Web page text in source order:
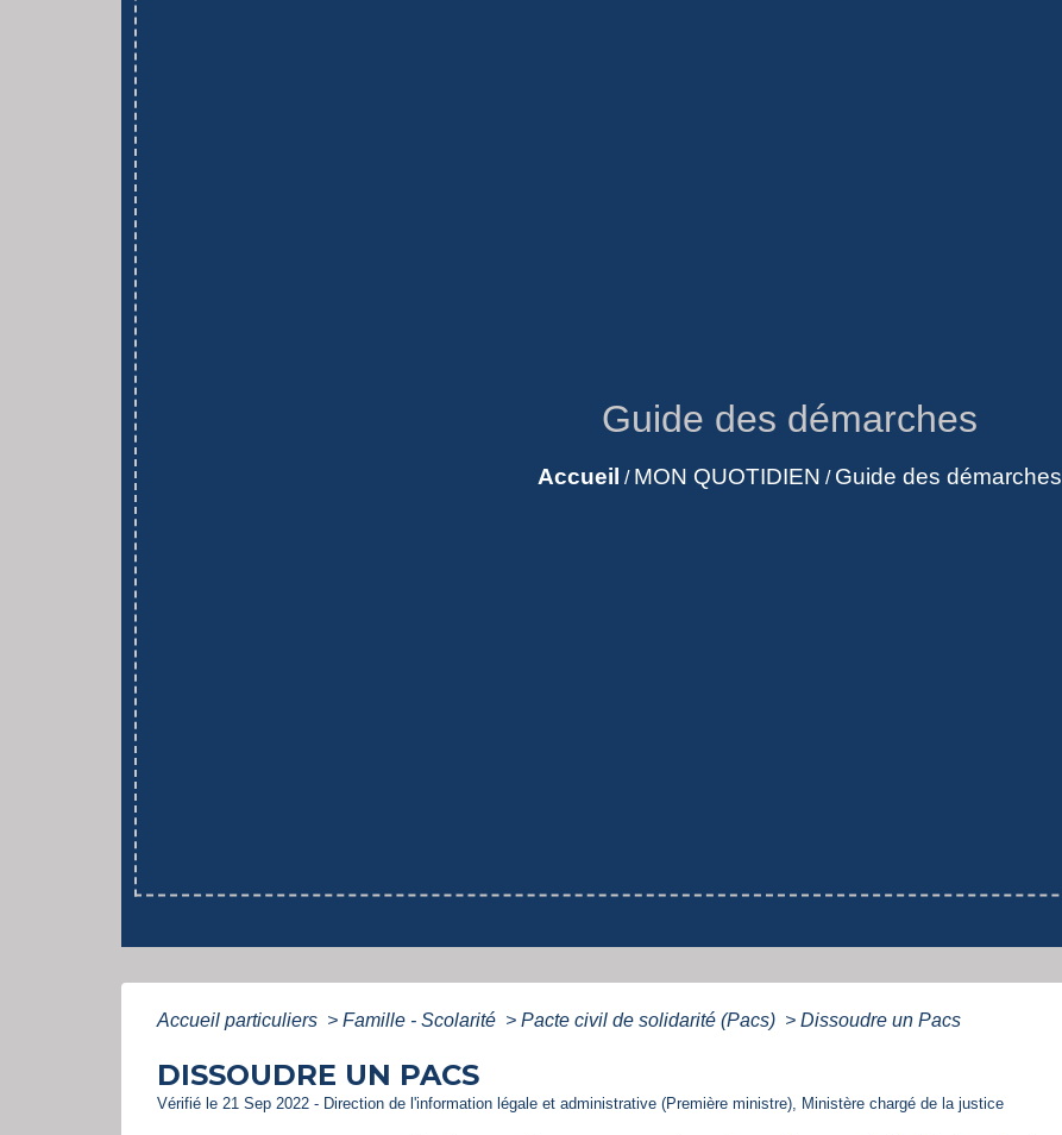
Guide des démarches
Accueil / MON QUOTIDIEN / Guide des démarches
Accueil particuliers > Famille - Scolarité > Pacte civil de solidarité (Pacs) > Dissoudre un Pacs
DISSOUDRE UN PACS
Vérifié le 21 Sep 2022 - Direction de l'information légale et administrative (Première ministre), Ministère chargé de la justice